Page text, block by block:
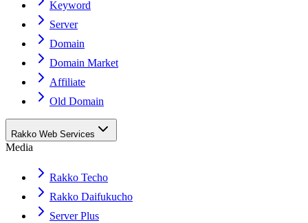
Keyword
Server
Domain
Domain Market
Affiliate
Old Domain
Rakko Web Services
Media
Rakko Techo
Rakko Daifukucho
Server Plus